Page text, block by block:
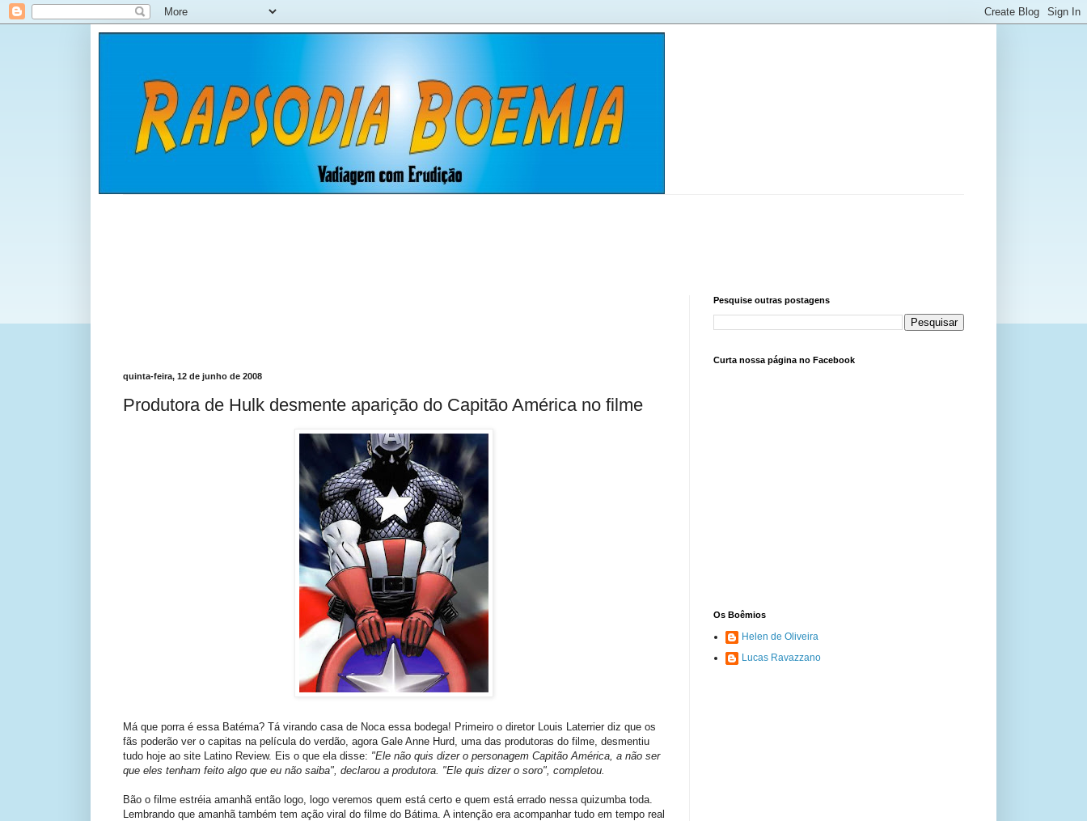
quinta-feira, 12 de junho de 2008
Produtora de Hulk desmente aparição do Capitão América no filme
Má que porra é essa Batéma? Tá virando casa de Noca essa bodega! Primeiro o diretor Louis Laterrier diz que os
fãs poderão ver o capitas na película do verdão, agora Gale Anne Hurd, uma das produtoras do filme, desmentiu
tudo hoje ao site Latino Review. Eis o que ela disse: "Ele não quis dizer o personagem Capitão América, a não ser
que eles tenham feito algo que eu não saiba", declarou a produtora. "Ele quis dizer o soro", completou.
Bão o filme estréia amanhã então logo, logo veremos quem está certo e quem está errado nessa quizumba toda.
Lembrando que amanhã também tem ação viral do filme do Bátima. A intenção era acompanhar tudo em tempo real
Pesquise outras postagens
Curta nossa página no Facebook
Os Boêmios
Helen de Oliveira
Lucas Ravazzano